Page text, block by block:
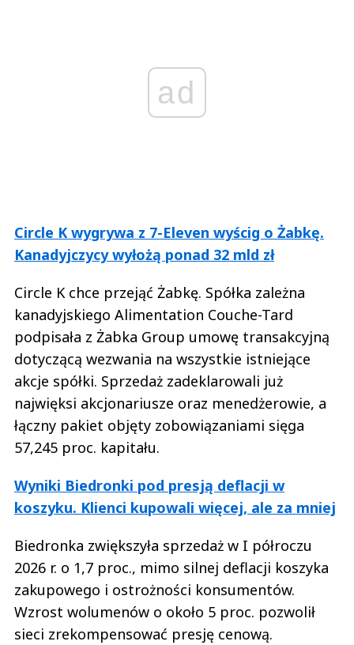
ad
Circle K wygrywa z 7-Eleven wyścig o Żabkę.
Kanadyjczycy wyłożą ponad 32 mld zł
Circle K chce przejąć Żabkę. Spółka zależna
kanadyjskiego Alimentation Couche-Tard
podpisała z Żabka Group umowę transakcyjną
dotyczącą wezwania na wszystkie istniejące
akcje spółki. Sprzedaż zadeklarowali już
najwięksi akcjonariusze oraz menedżerowie, a
łączny pakiet objęty zobowiązaniami sięga
57,245 proc. kapitału.
Wyniki Biedronki pod presją deflacji w
koszyku. Klienci kupowali więcej, ale za mniej
Biedronka zwiększyła sprzedaż w I półroczu
2026 r. o 1,7 proc., mimo silnej deflacji koszyka
zakupowego i ostrożności konsumentów.
Wzrost wolumenów o około 5 proc. pozwolił
sieci zrekompensować presję cenową.